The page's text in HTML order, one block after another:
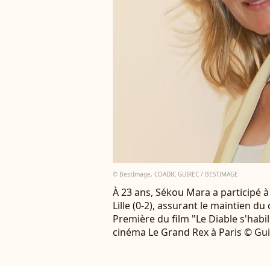
© BestImage, COADIC GUIREC / BESTIMAGE
À 23 ans, Sékou Mara a participé
Lille (0-2), assurant le maintien
Première du film "Le Diable
cinéma Le Grand Rex à Paris ©